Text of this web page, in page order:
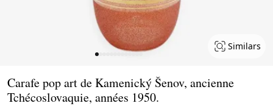
Similars
Carafe pop art de Kamenický Šenov, ancienne
Tchécoslovaquie, années 1950.